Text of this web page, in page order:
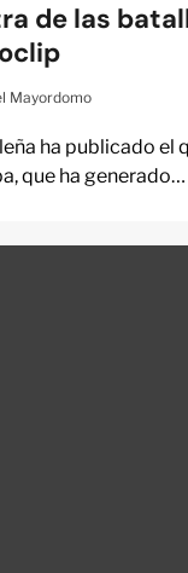
de las
Mayordomo
ha publicado el
que ha generado…